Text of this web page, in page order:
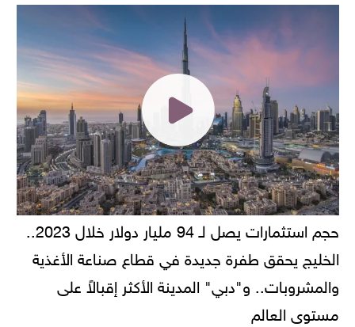
حجم استثمارات يصل لـ 94 مليار دولار خلال 2023..
الخليج يحقق طفرة جديدة في قطاع صناعة الأغذية
والمشروبات.. و"دبي" المدينة الأكثر إقبالاً على
مستوى العالم